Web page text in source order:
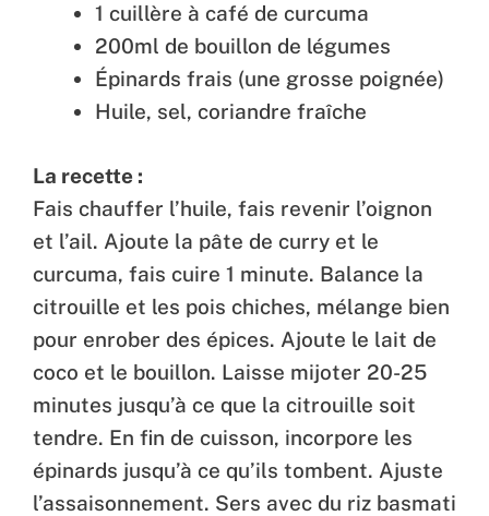
1 cuillère à café de curcuma
200ml de bouillon de légumes
Épinards frais (une grosse poignée)
Huile, sel, coriandre fraîche
La recette :
Fais chauffer l’huile, fais revenir l’oignon
et l’ail. Ajoute la pâte de curry et le
curcuma, fais cuire 1 minute. Balance la
citrouille et les pois chiches, mélange bien
pour enrober des épices. Ajoute le lait de
coco et le bouillon. Laisse mijoter 20-25
minutes jusqu’à ce que la citrouille soit
tendre. En fin de cuisson, incorpore les
épinards jusqu’à ce qu’ils tombent. Ajuste
l’assaisonnement. Sers avec du riz basmati